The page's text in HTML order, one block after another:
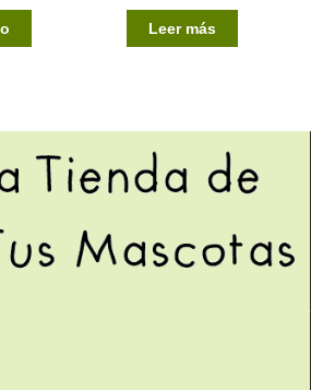
Leer más